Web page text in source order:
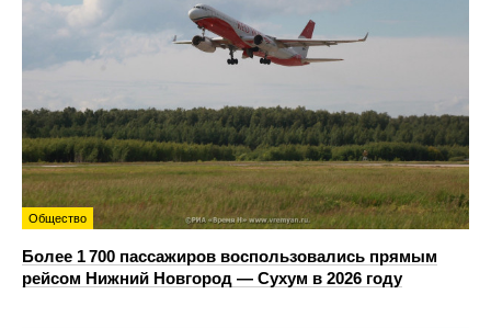
Общество
Более 1 700 пассажиров воспользовались прямым
рейсом Нижний Новгород — Сухум в 2026 году